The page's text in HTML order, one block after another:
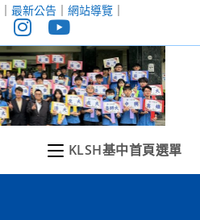
｜ 最新公告｜ 網站導覽｜
KLSH基中首頁選單